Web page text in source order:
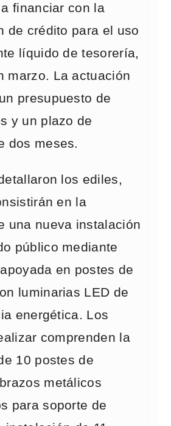
financiar con la
de crédito para el uso
líquido de tesorería,
marzo. La actuación
presupuesto de
y un plazo de
dos meses.
los ediles,
en la
una nueva instalación
público mediante
en postes de
luminarias LED de
energética. Los
comprenden la
10 postes de
metálicos
para soporte de